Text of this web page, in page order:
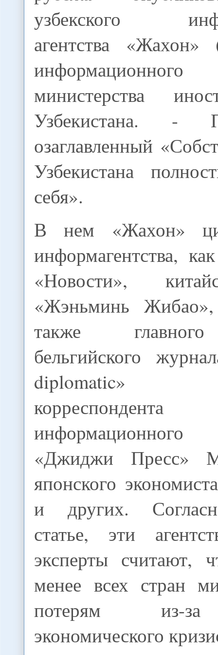
узбекского
агентства «Жахон»
министерства
Узбекистана. -
озаглавленный
Узбекистана
себя».
В нем «Жахон»
информагентства,
«Новости»,
«Жэньминь
также
бельгийского
diplomatic»
«Джиджи Пресс»
японского
и других.
статье, эти
эксперты считают,
менее всех стран
потерям из-
экономического